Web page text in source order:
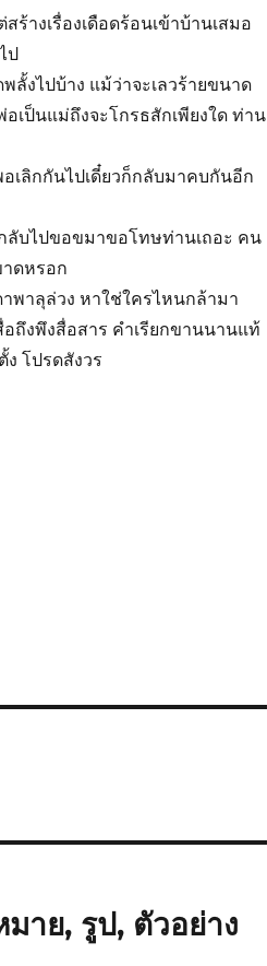
างเรื่องเดือดร้อนเข้าบ้านเสมอ
ป
ลั้งไปบ้าง แม้ว่าจะเลวร้ายขนาด
ป็นแม่ถึงจะโกรธสักเพียงใด ท่าน
เลิกกันไปเดี๋ยวก็กลับมาคบกันอีก
ลับไปขอขมาขอโทษท่านเถอะ คน
ดหรอก
พาลุล่วง หาใช่ใครไหนกล้ามา
ถึงพึงสื่อสาร คำเรียกขานนานแท้
โปรดสังวร
าย, รูป, ตัวอย่าง